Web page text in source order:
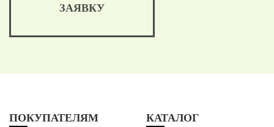
ЗАЯВКУ
ПОКУПАТЕЛЯМ КАТАЛОГ